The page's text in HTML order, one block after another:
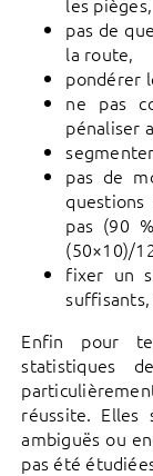
pas de
la route,
pondérer
ne pas
pénaliser
pas de
pas (90
(50×10)/
fixer un
Enfin pour
statistiques
réussite. Elles
ambiguës ou
pas été